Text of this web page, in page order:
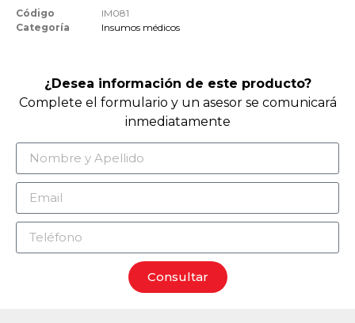
Código
IM081
Categoría
Insumos médicos
¿Desea información de este producto?
Complete el formulario y un asesor se comunicará
inmediatamente
Consultar